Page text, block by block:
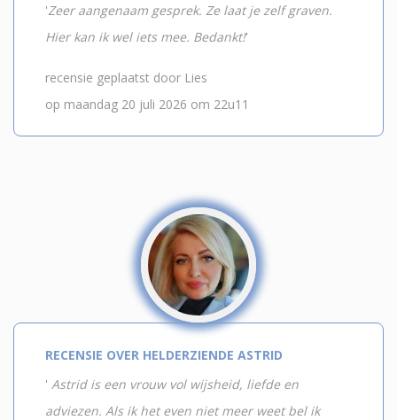
'Zeer aangenaam gesprek. Ze laat je zelf graven.
Hier kan ik wel iets mee. Bedankt!'
recensie geplaatst door Lies
op maandag 20 juli 2026 om 22u11
RECENSIE OVER HELDERZIENDE ASTRID
' Astrid is een vrouw vol wijsheid, liefde en
adviezen. Als ik het even niet meer weet bel ik